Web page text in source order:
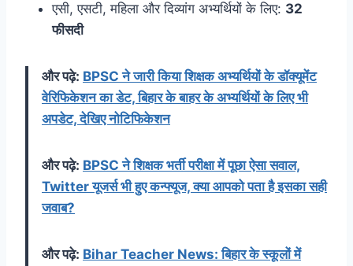
एसी, एसटी, महिला और दिव्यांग अभ्यर्थियों के लिए: 32
फीसदी
और पढ़े: BPSC ने जारी किया शिक्षक अभ्यर्थियों के डॉक्यूमेंट
वेरिफिकेशन का डेट, बिहार के बाहर के अभ्यर्थियों के लिए भी
अपडेट, देखिए नोटिफिकेशन
और पढ़े: BPSC ने शिक्षक भर्ती परीक्षा में पूछा ऐसा सवाल,
Twitter यूजर्स भी हुए कन्फ्यूज, क्या आपको पता है इसका सही
जवाब?
और पढ़े: Bihar Teacher News: बिहार के स्कूलों में